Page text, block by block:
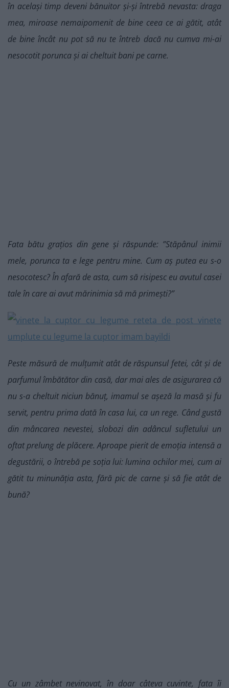
în același timp deveni bănuitor și-și întrebă nevasta: draga
mea, miroase nemaipomenit de bine ceea ce ai gătit, atât
de bine încât nu pot să nu te întreb dacă nu cumva mi-ai
nesocotit porunca și ai cheltuit bani pe carne.
Fata bătu grațios din gene și răspunde: ”Stăpânul inimii
mele, porunca ta e lege pentru mine. Cum aș putea eu s-o
nesocotesc? În afară de asta, cum să risipesc eu avutul casei
tale în care ai avut mărinimia să mă primești?”
Peste măsură de mulțumit atât de răspunsul fetei, cât și de
parfumul îmbătător din casă, dar mai ales de asigurarea că
nu s-a cheltuit niciun bănuț, imamul se așeză la masă și fu
servit, pentru prima dată în casa lui, ca un rege. Când gustă
din mâncarea nevestei, slobozi din adâncul sufletului un
oftat prelung de plăcere. Aproape pierit de emoția intensă a
degustării, o întrebă pe soția lui: lumina ochilor mei, cum ai
gătit tu minunăția asta, fără pic de carne și să fie atât de
bună?
Cu un zâmbet nevinovat, în doar câteva cuvinte, fata îi